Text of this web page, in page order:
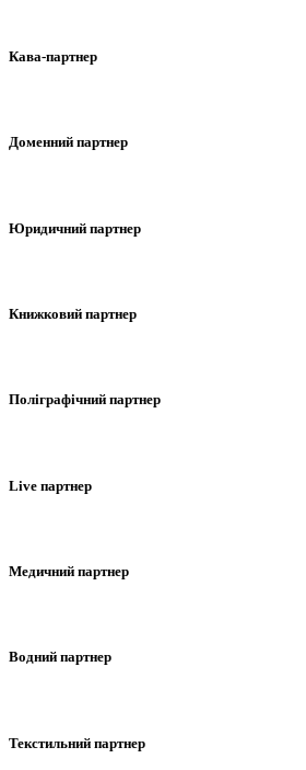
Кава-партнер
Доменний партнер
Юридичний партнер
Книжковий партнер
Поліграфічний партнер
Live партнер
Медичний партнер
Водний партнер
Текстильний партнер